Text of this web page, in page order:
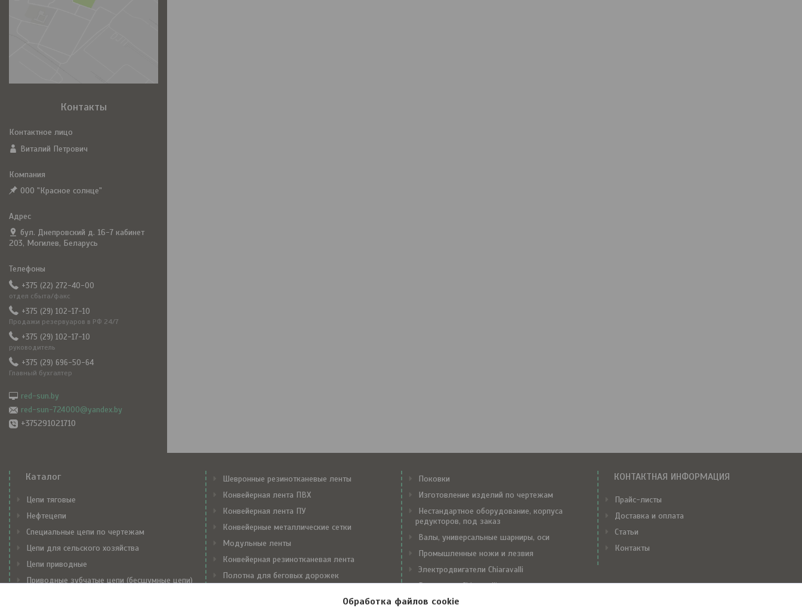
Контакты
Виталий Петрович
ООО "Красное солнце"
бул. Днепровский д. 16-7 кабинет
203, Могилев, Беларусь
+375 (22) 272-40-00
отдел сбыта/факс
+375 (29) 102-17-10
Продажи резервуаров в РФ 24/7
+375 (29) 102-17-10
руководитель
+375 (29) 696-50-64
Главный бухгалтер
red-sun.by
red-sun-724000@yandex.by
+375291021710
Каталог
Цепи тяговые
Нефтецепи
Специальные цепи по чертежам
Цепи для сельского хозяйства
Цепи приводные
Приводные зубчатые цепи (бесшумные цепи)
Шевронные резинотканевые ленты
Конвейерная лента ПВХ
Конвейерная лента ПУ
Конвейерные металлические сетки
Модульные ленты
Конвейерная резинотканевая лента
Полотна для беговых дорожек
Поковки
Изготовление изделий по чертежам
Нестандартное оборудование, корпуса
редукторов, под заказ
Валы, универсальные шарниры, оси
Промышленные ножи и лезвия
Электродвигатели Chiaravalli
Редукторы Chiaravalli
Вариаторы Chiaravalli
КОНТАКТНАЯ ИНФОРМАЦИЯ
Прайс-листы
Доставка и оплата
Статьи
Контакты
Обработка файлов cookie